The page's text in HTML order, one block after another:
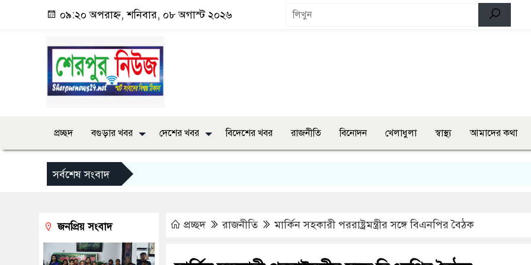
০৯:২০ অপরাহ্ন, শনিবার, ০৮ অগাস্ট ২০২৬
প্রচ্ছদ বগুড়ার খবর দেশের খবর বিদেশের খবর রাজনীতি বিনোদন খেলাধুলা স্বাস্থ্য আমাদের কথা
সর্বশেষ সংবাদ
প্রচ্ছদ রাজনীতি মার্কিন সহকারী পররাষ্ট্রমন্ত্রীর সঙ্গে বিএনপির বৈঠক
জনপ্রিয় সংবাদ